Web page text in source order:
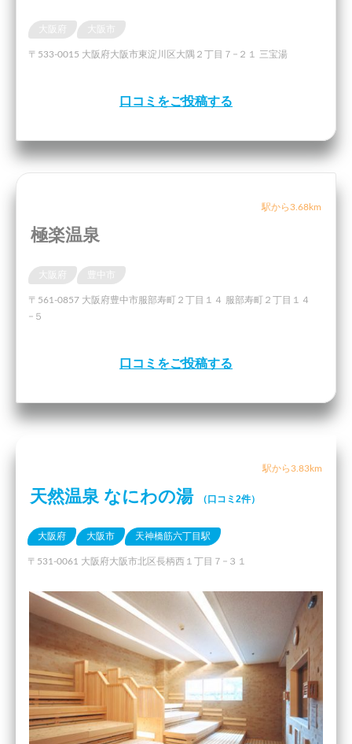
〒533-0015 大阪府大阪市東淀川区大隅２丁目７−２１ 三宝湯
口コミをご投稿する
駅から3.68km
極楽温泉
〒561-0857 大阪府豊中市服部寿町２丁目１４ 服部寿町２丁目１４
−５
口コミをご投稿する
駅から3.83km
天然温泉 なにわの湯 （口コミ2件）
大阪府 大阪市 天神橋筋六丁目駅
〒531-0061 大阪府大阪市北区長柄西１丁目７−３１